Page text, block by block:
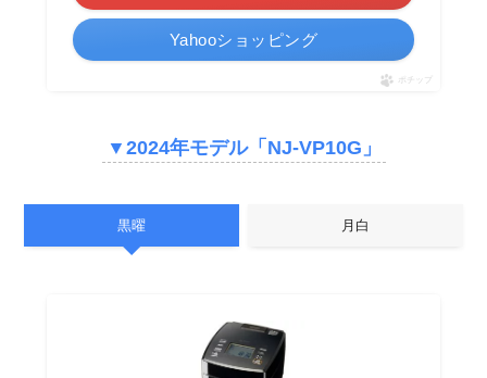
Yahooショッピング
ポチップ
▼2024年モデル「NJ-VP10G」
黒曜 月白